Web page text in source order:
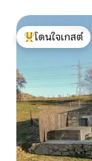
โดนใจเกสต์ที่สุด
โดนใจเกสต์